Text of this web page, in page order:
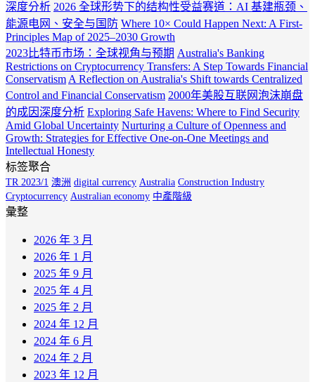
深度分析 2026 全球形势下的结构性受益赛道：AI 基建瓶颈、
能源电网、安全与国防 Where 10× Could Happen Next: A First-
Principles Map of 2025–2030 Growth
2023比特币市场：全球视角与预期 Australia's Banking
Restrictions on Cryptocurrency Transfers: A Step Towards Financial
ConservatismA Reflection on Australia's Shift towards Centralized
Control and Financial Conservatism 2000年美股互联网泡沫崩盘
的成因深度分析 Exploring Safe Havens: Where to Find Security
Amid Global Uncertainty Nurturing a Culture of Openness and
Growth: Strategies for Effective One-on-One Meetings and
Intellectual Honesty
标签聚合
TR 2023/1 澳洲 digital currency Australia Construction Industry
Cryptocurrency Australian economy 中產階級
彙整
2026 年 3 月
2026 年 1 月
2025 年 9 月
2025 年 4 月
2025 年 2 月
2024 年 12 月
2024 年 6 月
2024 年 2 月
2023 年 12 月